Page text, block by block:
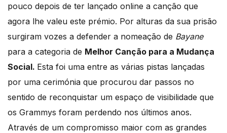
pouco depois de ter lançado online a canção que
agora lhe valeu este prémio. Por alturas da sua prisão
surgiram vozes a defender a nomeação de Bayane
para a categoria de Melhor Canção para a Mudança
Social. Esta foi uma entre as várias pistas lançadas
por uma cerimónia que procurou dar passos no
sentido de reconquistar um espaço de visibilidade que
os Grammys foram perdendo nos últimos anos.
Através de um compromisso maior com as grandes